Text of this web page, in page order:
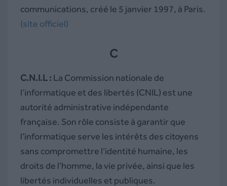
communications, créé le 5 janvier 1997, à Paris.
(site officiel)
C
C.N.I.L : La Commission nationale de
l’informatique et des libertés (CNIL) est une
autorité administrative indépendante
française. Son rôle consiste à garantir que
l’informatique serve les intérêts des citoyens
sans compromettre l’identité humaine, les
droits de l’homme, la vie privée, ainsi que les
libertés individuelles et publiques.